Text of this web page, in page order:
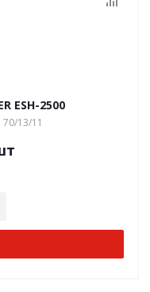
ESH-2500
70/13/11